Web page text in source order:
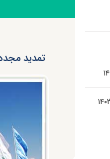
تمدید مجدد